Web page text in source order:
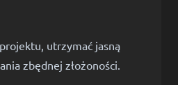
utrzymać jasną
zbędnej złożoności.